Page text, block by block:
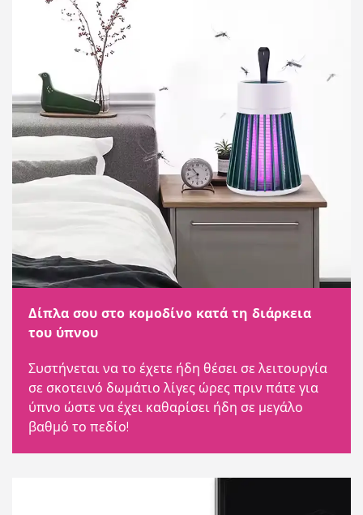
Δίπλα σου στο κομοδίνο κατά τη διάρκεια
του ύπνου
Συστήνεται να το έχετε ήδη θέσει σε λειτουργία
σε σκοτεινό δωμάτιο λίγες ώρες πριν πάτε για
ύπνο ώστε να έχει καθαρίσει ήδη σε μεγάλο
βαθμό το πεδίο!